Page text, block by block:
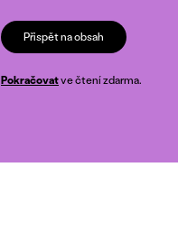
Přispět na obsah
Pokračovatve čtení zdarma.